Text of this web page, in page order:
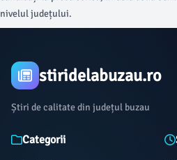
nivelul județului.
stiridelabuzau.ro
Știri de calitate din județul buzau
Categorii